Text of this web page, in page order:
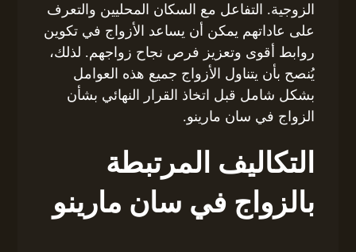
الزوجية. التفاعل مع السكان المحليين والتعرف
على عاداتهم يمكن أن يساعد الأزواج في تكوين
روابط أقوى وتعزيز فرص نجاح زواجهم. لذلك،
يُنصح بأن يتناول الأزواج جميع هذه العوامل
بشكل شامل قبل اتخاذ القرار النهائي بشأن
الزواج في سان مارينو.
التكاليف المرتبطة
بالزواج في سان مارينو